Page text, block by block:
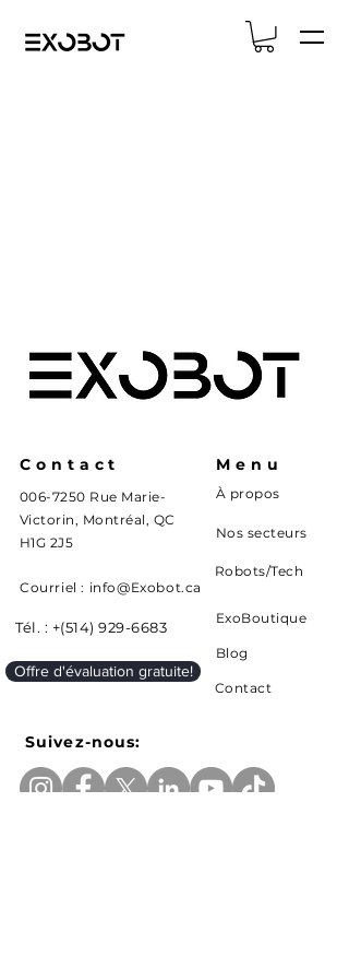
Contact Menu
006-7250 Rue Marie-
Victorin, Montréal, QC
H1G 2J5
À propos
Nos secteurs
Robots/Tech
Courriel : info@Exobot.ca
Tél. : +(514) 929-6683
ExoBoutique
Blog
Offre d'évaluation gratuite!
Contact
Suivez-nous: